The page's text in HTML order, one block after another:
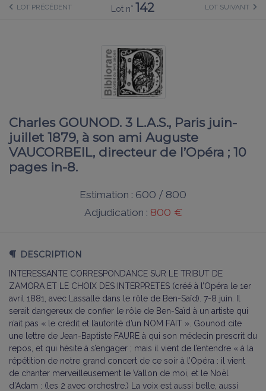
LOT PRÉCÉDENT Lot n° 142 LOT SUIVANT
Charles GOUNOD. 3 L.A.S., Paris juin-
juillet 1879, à son ami Auguste
VAUCORBEIL, directeur de l’Opéra ; 10
pages in-8.
Estimation : 600 / 800
Adjudication : 800 €
DESCRIPTION
INTERESSANTE CORRESPONDANCE SUR LE TRIBUT DE
ZAMORA ET LE CHOIX DES INTERPRETES (créé à l’Opéra le 1er
avril 1881, avec Lassalle dans le rôle de Ben-Saïd). 7-8 juin. Il
serait dangereux de confier le rôle de Ben-Saïd à un artiste qui
n’ait pas « le crédit et l’autorité d’un NOM FAIT ». Gounod cite
une lettre de Jean-Baptiste FAURE à qui son médecin prescrit du
repos, et qui hésite à s’engager ; mais il vient de l’entendre « à la
répétition de notre grand concert de ce soir à l’Opéra : il vient
de chanter merveilleusement le Vallon de moi, et le Noël
d’Adam : (les 2 avec orchestre.) La voix est aussi belle, aussi